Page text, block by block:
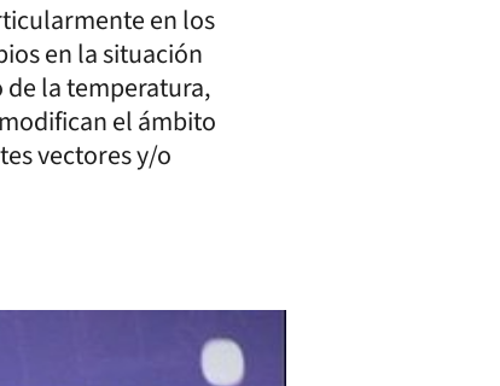
en los
en la situación
la temperatura,
el ámbito
vectores y/o